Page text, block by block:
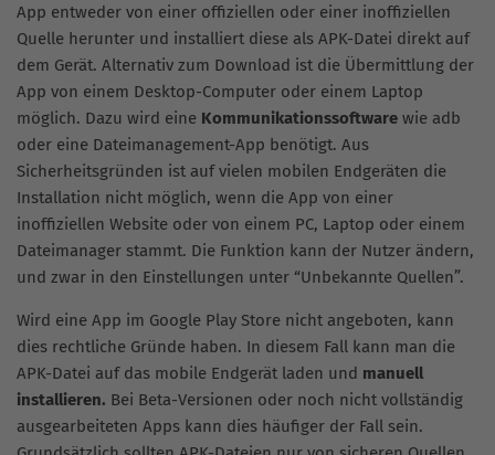
App entweder von einer offiziellen oder einer inoffiziellen
Quelle herunter und installiert diese als APK-Datei direkt auf
dem Gerät. Alternativ zum Download ist die Übermittlung der
App von einem Desktop-Computer oder einem Laptop
möglich. Dazu wird eine Kommunikationssoftware wie adb
oder eine Dateimanagement-App benötigt. Aus
Sicherheitsgründen ist auf vielen mobilen Endgeräten die
Installation nicht möglich, wenn die App von einer
inoffiziellen Website oder von einem PC, Laptop oder einem
Dateimanager stammt. Die Funktion kann der Nutzer ändern,
und zwar in den Einstellungen unter “Unbekannte Quellen”.
Wird eine App im Google Play Store nicht angeboten, kann
dies rechtliche Gründe haben. In diesem Fall kann man die
APK-Datei auf das mobile Endgerät laden und manuell
installieren. Bei Beta-Versionen oder noch nicht vollständig
ausgearbeiteten Apps kann dies häufiger der Fall sein.